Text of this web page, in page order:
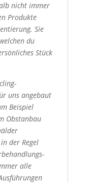
nicht immer
Produkte
Sie
du
Stück
uns angebaut
Beispiel
Obstanbau
der Regel
alle